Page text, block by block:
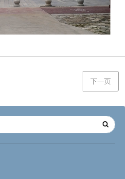
下一页